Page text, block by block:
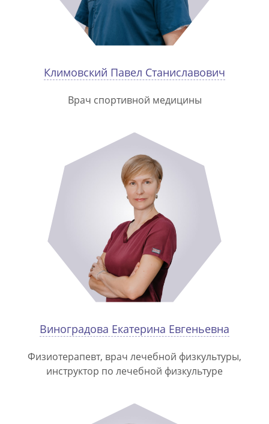
Климовский Павел Станиславович
Врач спортивной медицины
Виноградова Екатерина Евгеньевна
Физиотерапевт, врач лечебной физкультуры,
инструктор по лечебной физкультуре